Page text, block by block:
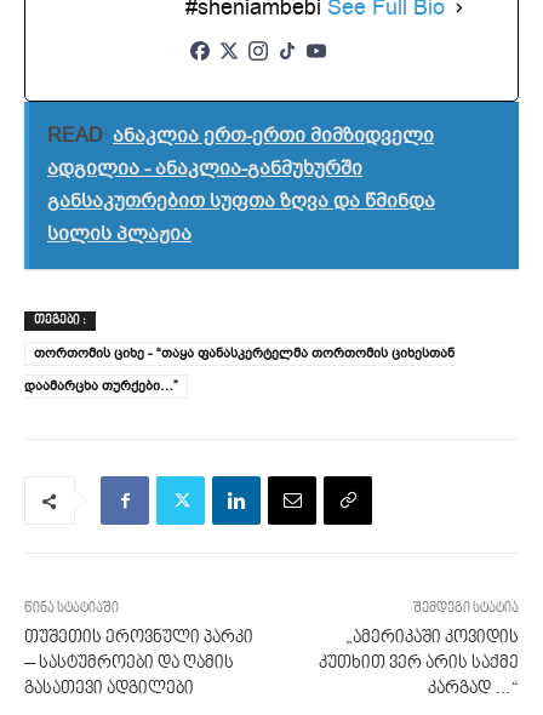
#sheniambebi See Full Bio
READ ანაკლია ერთ-ერთი მიმზიდველი
ადგილია - ანაკლია-განმუხურში
განსაკუთრებით სუფთა ზღვა და წმინდა
სილის პლაჟია
ᲗᲔᲒᲔᲑᲘ :
თორთომის ციხე - “თაყა ფანასკერტელმა თორთომის ციხესთან
დაამარცხა თურქები…”
წინა სტატიაში
თუშეთის ეროვნული პარკი
– სასტუმროები და ღამის
გასათევი ადგილები
შემდეგი სტატია
„ამერიკაში კოვიდის
კუთხით ვერ არის საქმე
კარგად …“